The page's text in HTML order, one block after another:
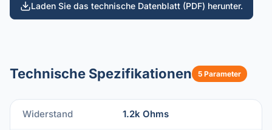
Laden Sie das technische Datenblatt (PDF) herunter.
Technische Spezifikationen 5 Parameter
Widerstand 1.2k Ohms